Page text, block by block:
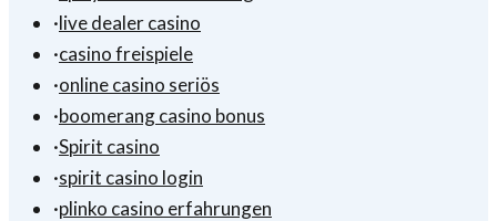
·live dealer casino
·casino freispiele
·online casino seriös
·boomerang casino bonus
·Spirit casino
·spirit casino login
·plinko casino erfahrungen